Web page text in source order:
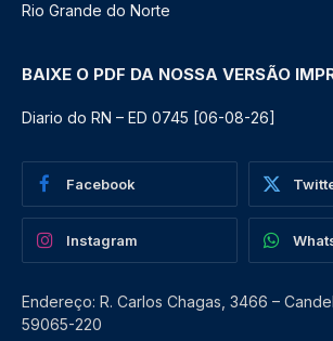
Rio Grande do Norte
BAIXE O PDF DA NOSSA VERSÃO
Diario do RN – ED 0745 [06-08-26]
Facebook
Instagram
Endereço: R. Carlos Chagas, 3466 –
59065-220